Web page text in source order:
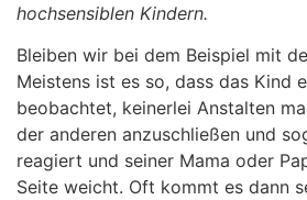
hochsensiblen Kindern.
Bleiben wir bei dem Beispiel mit
Meistens ist es so, dass das Kind
beobachtet, keinerlei Anstalten
der anderen anzuschließen und
reagiert und seiner Mama oder
Seite weicht. Oft kommt es dann